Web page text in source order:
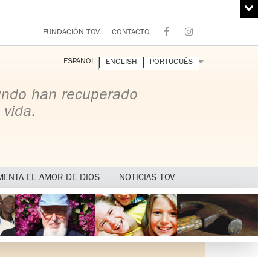
FUNDACIÓN TOV CONTACTO
han recuperado
EL AMOR DE DIOS NOTICIAS TOV
ESPAÑOL ENGLISH PORTUGUÊS